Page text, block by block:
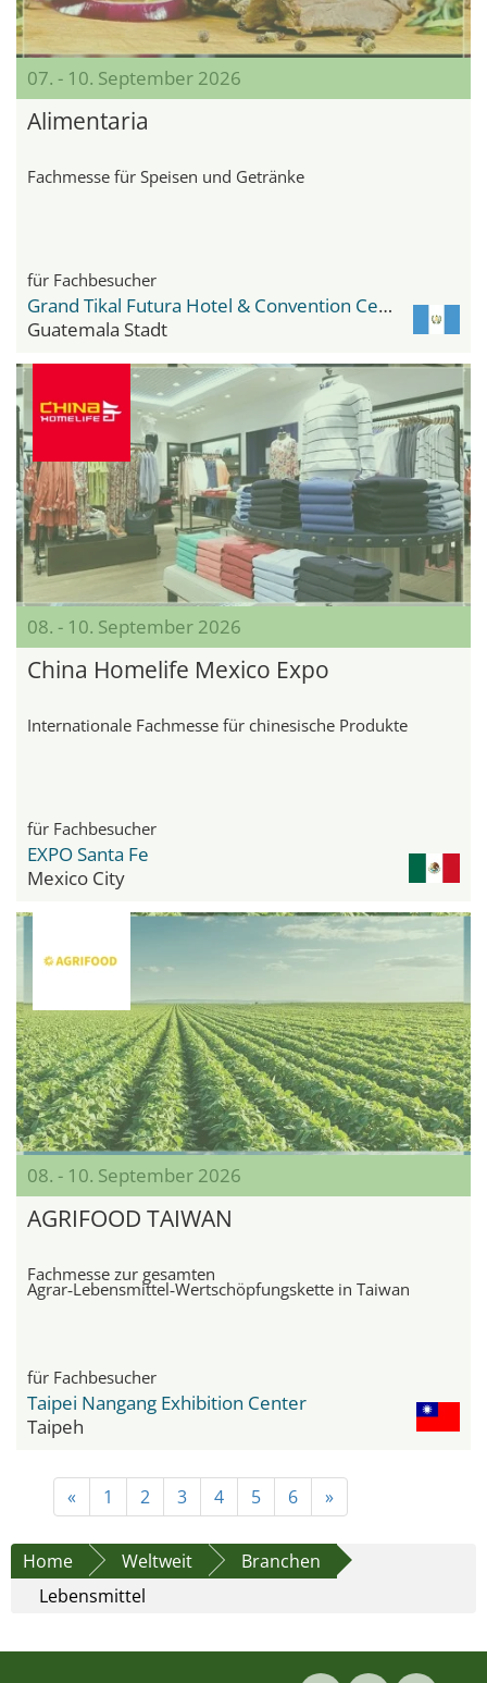
07. - 10. September 2026
Alimentaria
Fachmesse für Speisen und Getränke
für Fachbesucher
Grand Tikal Futura Hotel & Convention Center
Guatemala Stadt
08. - 10. September 2026
China Homelife Mexico Expo
Internationale Fachmesse für chinesische Produkte
für Fachbesucher
EXPO Santa Fe
Mexico City
08. - 10. September 2026
AGRIFOOD TAIWAN
Fachmesse zur gesamten
Agrar‑Lebensmittel‑Wertschöpfungskette in Taiwan
für Fachbesucher
Taipei Nangang Exhibition Center
Taipeh
« 1 2 3 4 5 6 »
Home Weltweit
Branchen
Lebensmittel